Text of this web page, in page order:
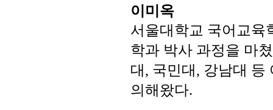
이미옥
서울대학교 국어교육
학과 박사 과정을 마
대, 국민대, 강남대 등
의해왔다.